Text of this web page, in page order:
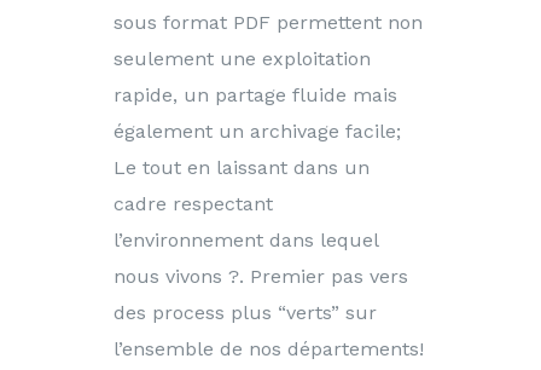
sous format PDF permettent non
seulement une exploitation
rapide, un partage fluide mais
également un archivage facile;
Le tout en laissant dans un
cadre respectant
l’environnement dans lequel
nous vivons ?. Premier pas vers
des process plus “verts” sur
l’ensemble de nos départements!